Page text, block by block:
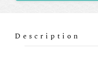
Description